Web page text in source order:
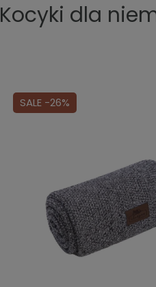
Kocyki dla
SALE -26%